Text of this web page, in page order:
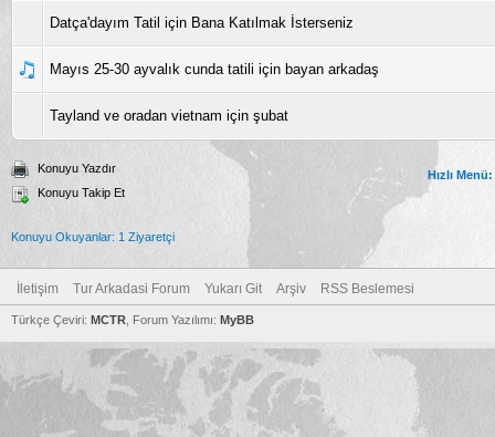
Datça'dayım Tatil için Bana Katılmak İsterseniz
Mayıs 25-30 ayvalık cunda tatili için bayan arkadaş
Tayland ve oradan vietnam için şubat
Konuyu Yazdır
Konuyu Takip Et
Hızlı Menü:
Konuyu Okuyanlar: 1 Ziyaretçi
İletişim Tur Arkadasi Forum Yukarı Git Arşiv RSS Beslemesi
Türkçe Çeviri: MCTR , Forum Yazılımı: MyBB